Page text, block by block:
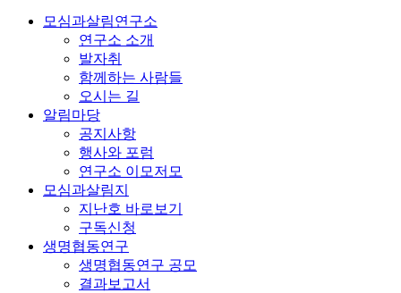
모심과살림연구소
연구소 소개
발자취
함께하는 사람들
오시는 길
알림마당
공지사항
행사와 포럼
연구소 이모저모
모심과살림지
지난호 바로보기
구독신청
생명협동연구
생명협동연구 공모
결과보고서